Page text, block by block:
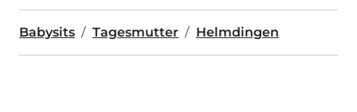
Babysits Tagesmutter Helmdingen